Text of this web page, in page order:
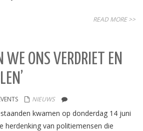
READ MORE >>
WE ONS VERDRIET EN
NIEUWS
kwamen op donderdag 14 juni
herdenking van politiemensen die